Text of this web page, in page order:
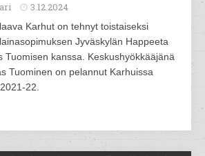
3.12.2024
Karhut on tehnyt toistaiseksi
Jyväskylän Happeeta
Tuomisen kanssa. Keskushyökkääjänä
Tuominen on pelannut Karhuissa
22.